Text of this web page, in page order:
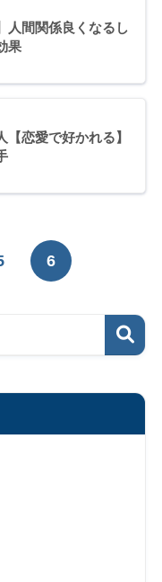
人間関係良くなるし
果
恋愛で好かれる】
6